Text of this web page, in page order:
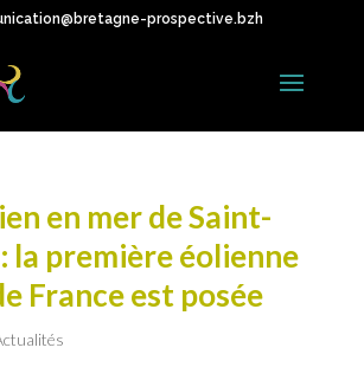
prospective.bzh
en mer de Saint-
la première éolienne
France est posée